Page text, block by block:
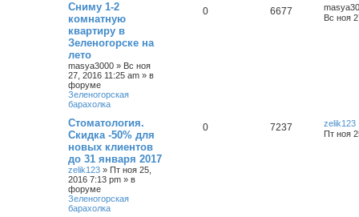
Сниму 1-2
комнатную
квартиру в
Зеленогорске на
лето
masya3000 » Вс ноя
27, 2016 11:25 am » в
форуме
Зеленогорская
барахолка
0 6677
Вс ноя
Стоматология.
Скидка -50% для
новых клиентов
до 31 января 2017
zelik123 » Пт ноя 25,
2016 7:13 pm » в
форуме
Зеленогорская
барахолка
0 7237
zelik123
Пт ноя